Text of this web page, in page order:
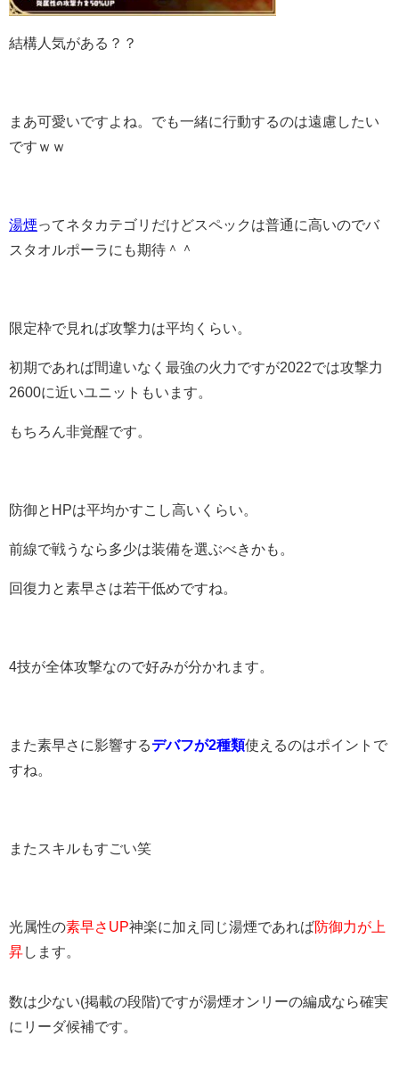
結構人気がある？？
まあ可愛いですよね。でも一緒に行動するのは遠慮したい
ですｗｗ
湯煙ってネタカテゴリだけどスペックは普通に高いのでバ
スタオルポーラにも期待＾＾
限定枠で見れば攻撃力は平均くらい。
初期であれば間違いなく最強の火力ですが2022では攻撃力
2600に近いユニットもいます。
もちろん非覚醒です。
防御とHPは平均かすこし高いくらい。
前線で戦うなら多少は装備を選ぶべきかも。
回復力と素早さは若干低めですね。
4技が全体攻撃なので好みが分かれます。
また素早さに影響するデバフが2種類使えるのはポイントで
すね。
またスキルもすごい笑
光属性の素早さUP神楽に加え同じ湯煙であれば防御力が上
昇します。
数は少ない(掲載の段階)ですが湯煙オンリーの編成なら確実
にリーダ候補です。